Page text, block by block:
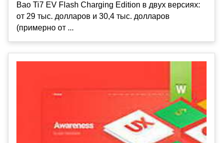
Bao Ti7 EV Flash Charging Edition в двух версиях:
от 29 тыс. долларов и 30,4 тыс. долларов
(примерно от ...